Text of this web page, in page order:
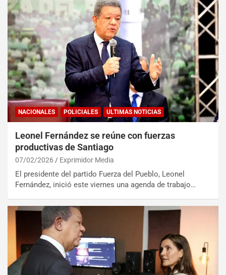
NACIONALES POLICIALES ULTIMAS NOTICIAS
Leonel Fernández se reúne con fuerzas
productivas de Santiago
07/02/2026 Exprimidor Media
El presidente del partido Fuerza del Pueblo, Leonel
Fernández, inició este viernes una agenda de trabajo…